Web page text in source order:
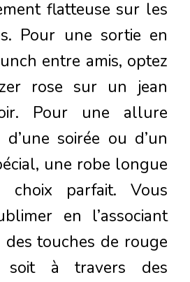
flatteuse sur les
Pour une sortie en
entre amis, optez
rose sur un jean
Pour une allure
soirée ou d’un
une robe longue
parfait. Vous
en l’associant
touches de rouge
à travers des